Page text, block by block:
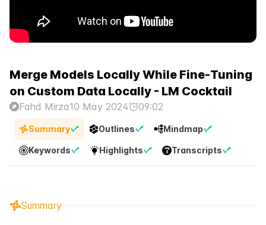
Merge Models Locally While Fine-Tuning
on Custom Data Locally - LM Cocktail
Fahd Mirza10 May 2024 09:02
Summary Outlines Mindmap
Keywords Highlights Transcripts
Summary